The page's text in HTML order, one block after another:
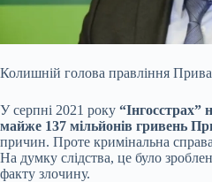
Колишній голова правління
У серпні 2021 року “Інгосстрах”
майже 137 мільйонів гривень
причин. Проте кримінальна
На думку слідства, це було
факту злочину.